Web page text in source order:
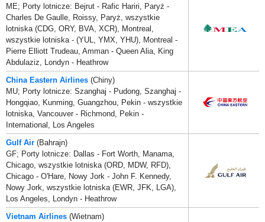
ME; Porty lotnicze: Bejrut - Rafic Hariri, Paryż -
Charles De Gaulle, Roissy, Paryż, wszystkie
lotniska (CDG, ORY, BVA, XCR), Montreal,
wszystkie lotniska - (YUL, YMX, YHU), Montreal -
Pierre Elliott Trudeau, Amman - Queen Alia, King
Abdulaziz, Londyn - Heathrow
China Eastern Airlines (Chiny)
MU; Porty lotnicze: Szanghaj - Pudong, Szanghaj -
Hongqiao, Kunming, Guangzhou, Pekin - wszystkie
lotniska, Vancouver - Richmond, Pekin -
International, Los Angeles
Gulf Air (Bahrajn)
GF; Porty lotnicze: Dallas - Fort Worth, Manama,
Chicago, wszystkie lotniska (ORD, MDW, RFD),
Chicago - O'Hare, Nowy Jork - John F. Kennedy,
Nowy Jork, wszystkie lotniska (EWR, JFK, LGA),
Los Angeles, Londyn - Heathrow
Vietnam Airlines (Wietnam)